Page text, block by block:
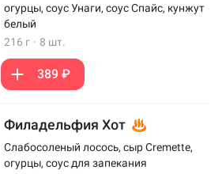
огурцы, соус Унаги, соус Спайс, кунжут
белый
216 г · 8 шт.
389 ₽
Филадельфия Хот
Слабосоленый лосось, сыр Cremette,
огурцы, соус для запекания